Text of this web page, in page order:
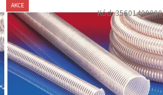
AKCE
Kód:35601400000